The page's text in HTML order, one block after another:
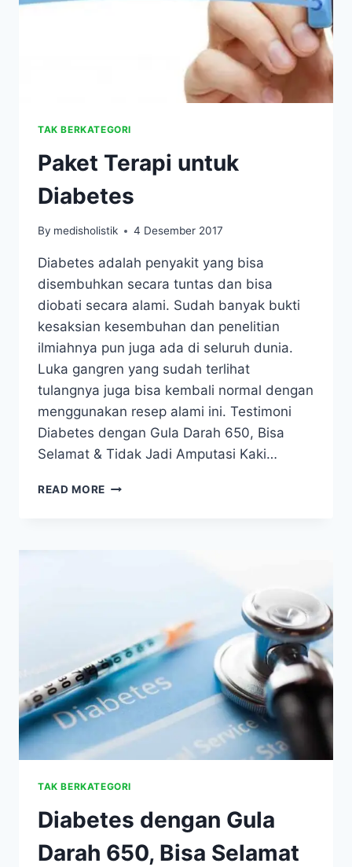
TAK BERKATEGORI
Paket Terapi untuk
Diabetes
By medisholistik 4 Desember 2017
Diabetes adalah penyakit yang bisa
disembuhkan secara tuntas dan bisa
diobati secara alami. Sudah banyak bukti
kesaksian kesembuhan dan penelitian
ilmiahnya pun juga ada di seluruh dunia.
Luka gangren yang sudah terlihat
tulangnya juga bisa kembali normal dengan
menggunakan resep alami ini. Testimoni
Diabetes dengan Gula Darah 650, Bisa
Selamat & Tidak Jadi Amputasi Kaki…
READ MORE PAKET
TAK BERKATEGORI
Diabetes dengan Gula
Darah 650, Bisa Selamat